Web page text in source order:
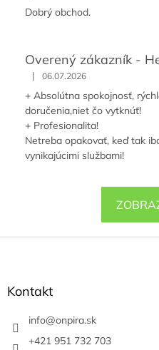
Dobrý obchod.
Overený zákazník -
| 06.07.2026
+ Absolútna spokojnosť,
doručenia,niet čo vytknúť!
+ Profesionalita!
Netreba opakovať, keď tak
vynikajúcimi službami!
Z
Kontakt
info@onpira.sk
+421 951 732 703